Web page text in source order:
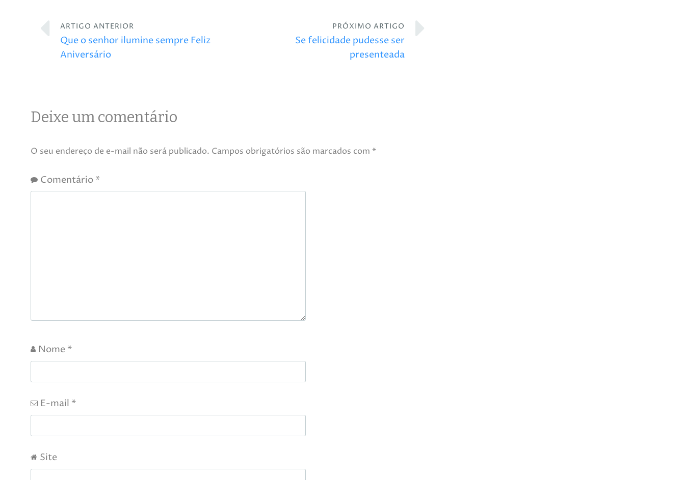
ARTIGO ANTERIOR
Que o senhor ilumine sempre Feliz
Aniversário
PRÓXIMO ARTIGO
Se felicidade pudesse ser
presenteada
Deixe um comentário
O seu endereço de e-mail não será publicado. Campos obrigatórios são marcados com *
Comentário *
Nome *
E-mail *
Site